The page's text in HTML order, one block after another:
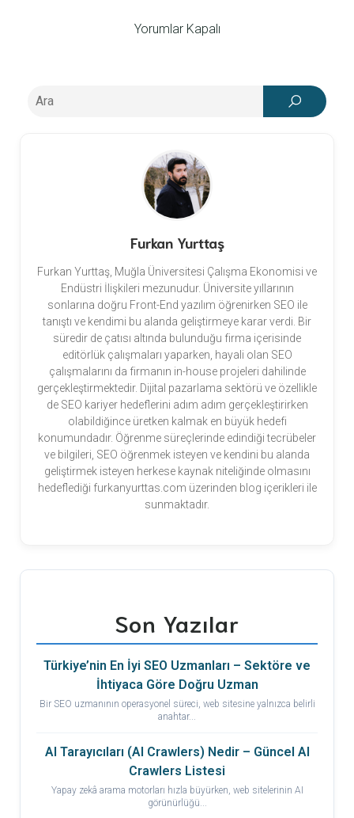
Yorumlar Kapalı
Furkan Yurttaş
Furkan Yurttaş, Muğla Üniversitesi Çalışma Ekonomisi ve
Endüstri İlişkileri mezunudur. Üniversite yıllarının
sonlarına doğru Front-End yazılım öğrenirken SEO ile
tanıştı ve kendimi bu alanda geliştirmeye karar verdi. Bir
süredir de çatısı altında bulunduğu firma içerisinde
editörlük çalışmaları yaparken, hayali olan SEO
çalışmalarını da firmanın in-house projeleri dahilinde
gerçekleştirmektedir. Dijital pazarlama sektörü ve özellikle
de SEO kariyer hedeflerini adım adım gerçekleştirirken
olabildiğince üretken kalmak en büyük hedefi
konumundadır. Öğrenme süreçlerinde edindiği tecrübeler
ve bilgileri, SEO öğrenmek isteyen ve kendini bu alanda
geliştirmek isteyen herkese kaynak niteliğinde olmasını
hedeflediği furkanyurttas.com üzerinden blog içerikleri ile
sunmaktadır.
Son Yazılar
Türkiye’nin En İyi SEO Uzmanları – Sektöre ve
İhtiyaca Göre Doğru Uzman
Bir SEO uzmanının operasyonel süreci, web sitesine yalnızca belirli
anahtar...
AI Tarayıcıları (AI Crawlers) Nedir – Güncel AI
Crawlers Listesi
Yapay zekâ arama motorları hızla büyürken, web sitelerinin AI
görünürlüğü...